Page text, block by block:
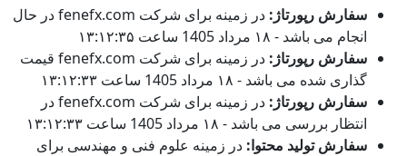
سفارش رپورتاژ:
در زمینه برای شرکت fenefx.com در حال
انجام می باشد - ۱۸ مرداد 1405 ساعت ۱۳:۱۲:۳۵
سفارش رپورتاژ:
در زمینه برای شرکت fenefx.com قیمت
گذاری شده می باشد - ۱۸ مرداد 1405 ساعت ۱۳:۱۲:۳۳
سفارش رپورتاژ:
در زمینه برای شرکت fenefx.com در
انتظار بررسی می باشد - ۱۸ مرداد 1405 ساعت ۱۳:۱۲:۳۳
سفارش تولید محتوا: در زمینه علوم فنی و مهندسی برای